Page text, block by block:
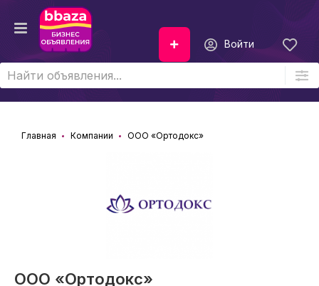
Войти
Главная Компании ООО «Ортодокс»
ООО «Ортодокс»